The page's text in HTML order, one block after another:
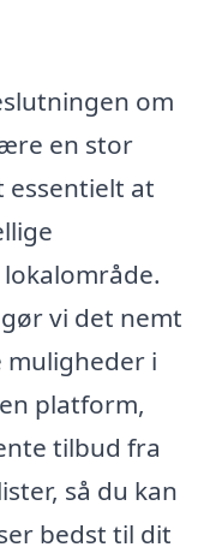
om
en stor
essentielt at
vi det nemt
i
platform,
tilbud fra
så du kan
bedst til dit